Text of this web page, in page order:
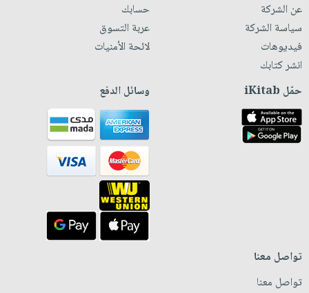
عن الشركة
سياسة الشركة
فيديوهات
انشر كتابك
حسابك
عربة التسوق
لائحة الأمنيات
حمّل iKitab وسائل الدفع
تواصل معنا
تواصل معنا